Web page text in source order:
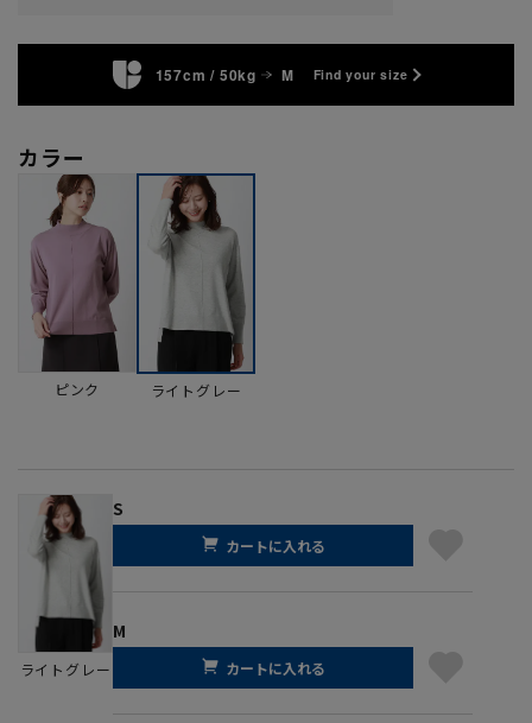
157cm / 50kg M Find your size
カラー
ピンク ライトグレー
ライトグレー
S
カートに入れる
M
カートに入れる